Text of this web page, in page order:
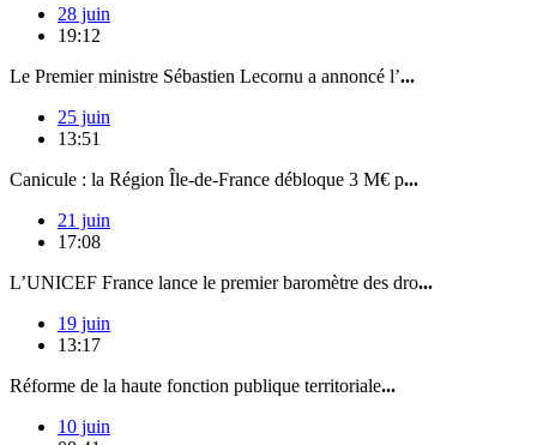
28 juin
19:12
Le Premier ministre Sébastien Lecornu a annoncé l’...
25 juin
13:51
Canicule : la Région Île-de-France débloque 3 M€ p...
21 juin
17:08
L’UNICEF France lance le premier baromètre des dro...
19 juin
13:17
Réforme de la haute fonction publique territoriale...
10 juin